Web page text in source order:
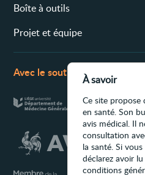
Boîte à outils
Projet et équipe
Avec le soutien de
À savoir
Ce site propose
en santé. Son
avis médical. Il
consultation
la santé. Si
déclarez avoir
conditions